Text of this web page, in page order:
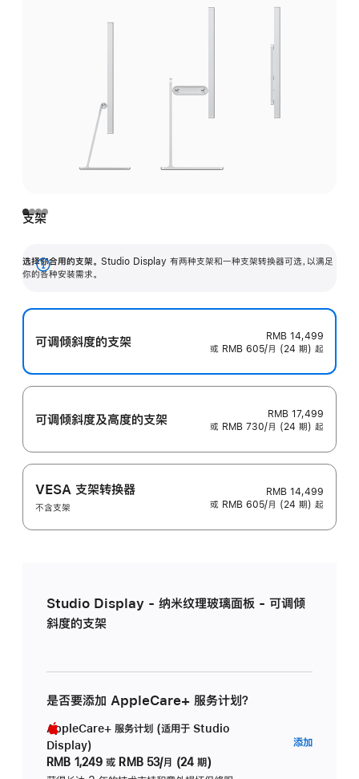
支架
选择你合用的支架。 Studio Display 有两种支架和一种支架转换器可选，以满足
你的各种安装需求。
展
可调倾斜度的支架
RMB 14,499
或 RMB 605/月 (24 期) 起
可调倾斜度及高‍度的支‍架
RMB 17,499
或 RMB 730/月 (24 期) 起
VESA 支架转换器
不含支架
RMB 14,499
或 RMB 605/月 (24 期) 起
Studio Display - 纳米纹理玻璃面板 - 可调倾
斜度的支架
是否要添加 AppleCare+ 服务计划？
AppleCare+ 服务计划 (适用于 Studio
Display)
RMB 1,249 或 RMB 53/月 (24 期)
添加